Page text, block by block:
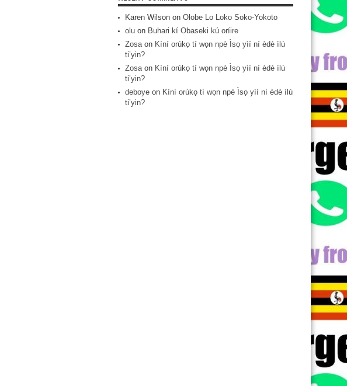
Karen Wilson on Olobe Lo Loko Soko-Yokoto
olu on Buhari kí Obaseki kú oríire
Zosaon Kíní orúkọ tí wọn npè Ìsọ yìí ní èdè ìlú
ti’yin?
Zosaon Kíní orúkọ tí wọn npè Ìsọ yìí ní èdè ìlú
ti’yin?
deboye on Kíní orúkọ tí wọn npè Ìsọ yìí ní èdè ìlú
ti’yin?